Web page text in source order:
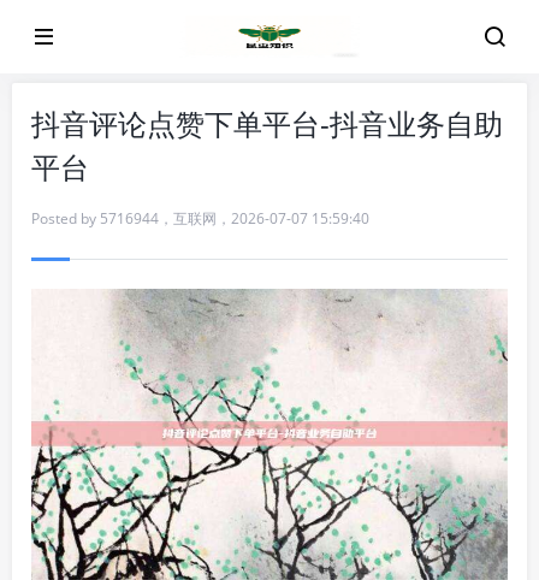
抖音评论点赞下单平台-抖音业务自助
平台
Posted by 5716944 ， 互联网 ， 2026-07-07 15:59:40